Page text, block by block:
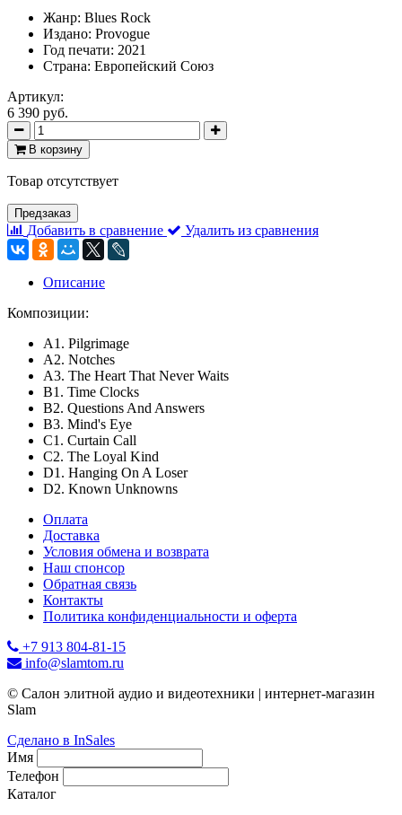
Жанр: Blues Rock
Издано: Provogue
Год печати: 2021
Страна: Европейский Союз
Артикул:
6 390 руб.
В корзину
Товар отсутствует
Предзаказ
Добавить в сравнение Удалить из сравнения
Описание
Композиции:
A1. Pilgrimage
A2. Notches
A3. The Heart That Never Waits
B1. Time Clocks
B2. Questions And Answers
B3. Mind's Eye
C1. Curtain Call
C2. The Loyal Kind
D1. Hanging On A Loser
D2. Known Unknowns
Оплата
Доставка
Условия обмена и возврата
Наш спонсор
Обратная связь
Контакты
Политика конфиденциальности и оферта
+7 913 804-81-15
info@slamtom.ru
© Салон элитной аудио и видеотехники | интернет-магазин
Slam
Сделано в InSales
Имя
Телефон
Каталог